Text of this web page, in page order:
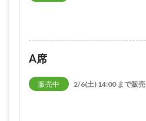
A席
販売中 2/6(土) 14:00 まで販売